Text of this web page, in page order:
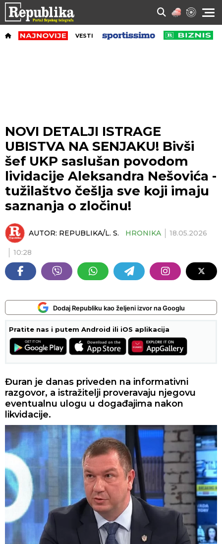
VESTI
NOVI DETALJI ISTRAGE
UBISTVA NA SENJAKU! Bivši
šef UKP saslušan povodom
lividacije Aleksandra Nešovića -
tužilaštvo češlja sve koji imaju
saznanja o zločinu!
AUTOR: REPUBLIKA/L. S. HRONIKA 18.05.2026
10:28
Dodaj Republiku kao željeni izvor na Googlu
Pratite nas i putem Android ili iOS aplikacija
Đuran je danas priveden na informativni
razgovor, a istražitelji proveravaju njegovu
eventualnu ulogu u događajima nakon
likvidacije.